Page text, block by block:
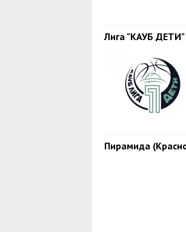
Лига "КАУБ ДЕТИ"
Пирамида